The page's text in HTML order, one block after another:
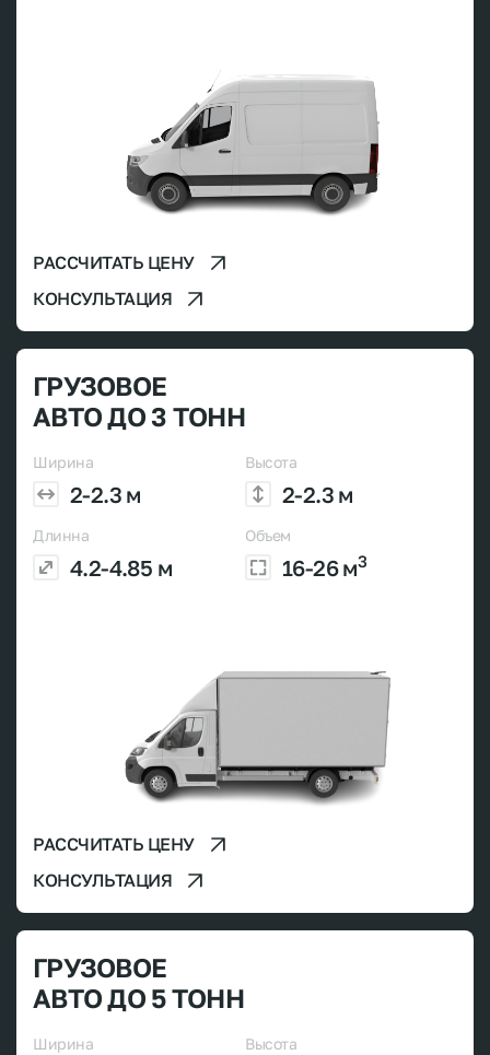
РАССЧИТАТЬ ЦЕНУ
КОНСУЛЬТАЦИЯ
ГРУЗОВОЕ
АВТО ДО 3 ТОНН
Ширина
2-2.3 м
Высота
2-2.3 м
Длинна
4.2-4.85 м
Объем
16-26 м3
РАССЧИТАТЬ ЦЕНУ
КОНСУЛЬТАЦИЯ
ГРУЗОВОЕ
АВТО ДО 5 ТОНН
Ширина Высота